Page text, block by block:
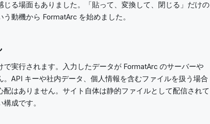
る場面もありました。「貼って、変換して、閉じる」だけの
動機から FormatArc を始めました。
実行されます。入力したデータが FormatArc のサーバーや
API キーや社内データ、個人情報を含むファイルを扱う場合
はありません。サイト自体は静的ファイルとして配信されて
成です。